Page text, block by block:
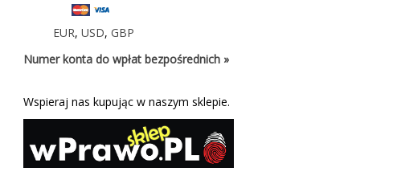
EUR,USD,GBP
Numer konta do wpłat bezpośrednich »
Wspieraj nas kupując w naszym sklepie.